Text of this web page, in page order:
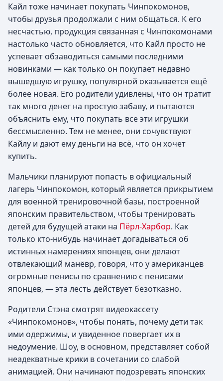
Кайл тоже начинает покупать Чинпокомонов,
чтобы друзья продолжали с ним общаться. К его
несчастью, продукция связанная с Чинпокомонами
настолько часто обновляется, что Кайл просто не
успевает обзаводиться самыми последними
новинками — как только он покупает недавно
вышедшую игрушку, популярной оказывается ещё
более новая. Его родители удивлены, что он тратит
так много денег на простую забаву, и пытаются
объяснить ему, что покупать все эти игрушки
бессмысленно. Тем не менее, они сочувствуют
Кайлу и дают ему деньги на всё, что он хочет
купить.
Мальчики планируют попасть в официальный
лагерь Чинпокомон, который является прикрытием
для военной тренировочной базы, построенной
японским правительством, чтобы тренировать
детей для будущей атаки на Пёрл-Харбор. Как
только кто-нибудь начинает догадываться об
истинных намерениях японцев, они делают
отвлекающий манёвр, говоря, что у американцев
огромные пенисы по сравнению с пенисами
японцев, — эта лесть действует безотказно.
Родители Стэна смотрят видеокассету
«Чинпокомонов», чтобы понять, почему дети так
ими одержимы, и увиденное повергает их в
недоумение. Шоу, в основном, представляет собой
неадекватные крики в сочетании со слабой
анимацией. Они начинают подозревать японских